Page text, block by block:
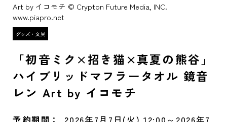
Art by イコモチ © Crypton Future Media, INC.
www.piapro.net
「初音ミク×招き猫×真夏の熊谷」
ハイブリッドマフラータオル 鏡音
レン Art by イコモチ